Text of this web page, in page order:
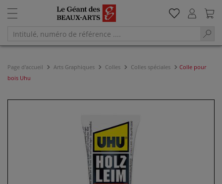
Page d'accueil Arts Graphiques Colles Colles spéciales
Colle pour
bois Uhu